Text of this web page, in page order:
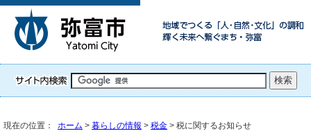
現在の位置： ホーム > 暮らしの情報 > 税金 > 税に関するお知らせ